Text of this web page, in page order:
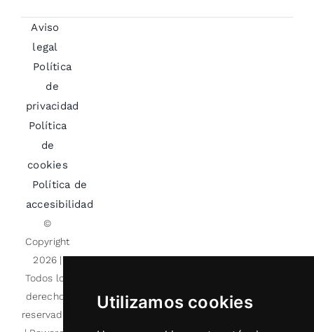
Utilizamos cookies
Aviso
legal
Política
de
privacidad
Política
de
cookies
Política de
accesibilidad
©
Copyright
2026 |
Todos los
derechos
reservados